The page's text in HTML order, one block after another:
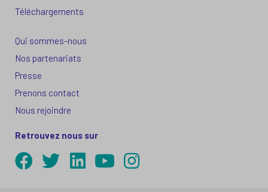
Téléchargements
Qui sommes-nous
Nos partenariats
Presse
Prenons contact
Nous rejoindre
Retrouvez nous sur